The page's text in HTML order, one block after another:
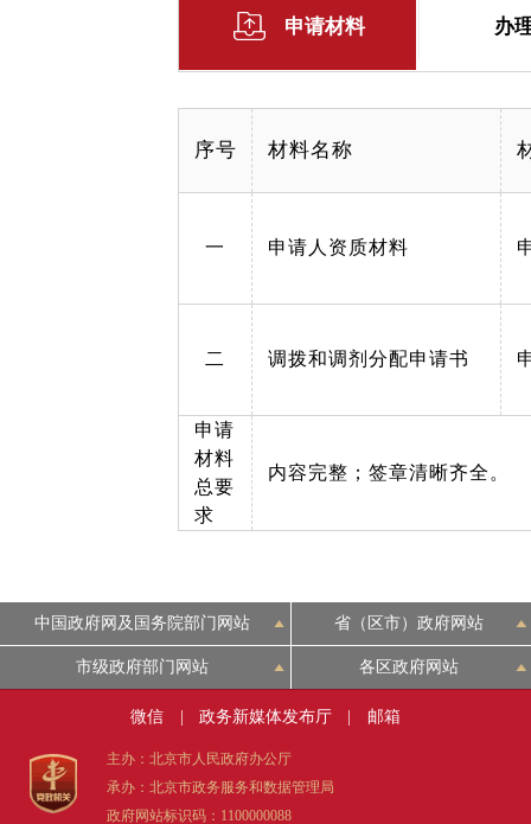
申请材料 办
序号 材料名称
一 申请人资质材料
二 调拨和调剂分配申请书
申请
材料
总要
求
内容完整；签章清晰齐全。
中国政府网及国务院部门网站 省（区市）政府网站
市级政府部门网站 各区政府网站
微信 政务新媒体发布厅 邮箱
主办：北京市人民政府办公厅
承办：北京市政务服务和数据管理局
政府网站标识码：1100000088